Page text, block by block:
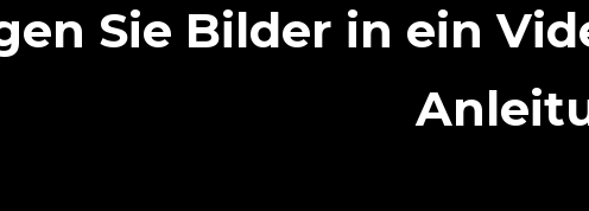
Sie Bilder in ein